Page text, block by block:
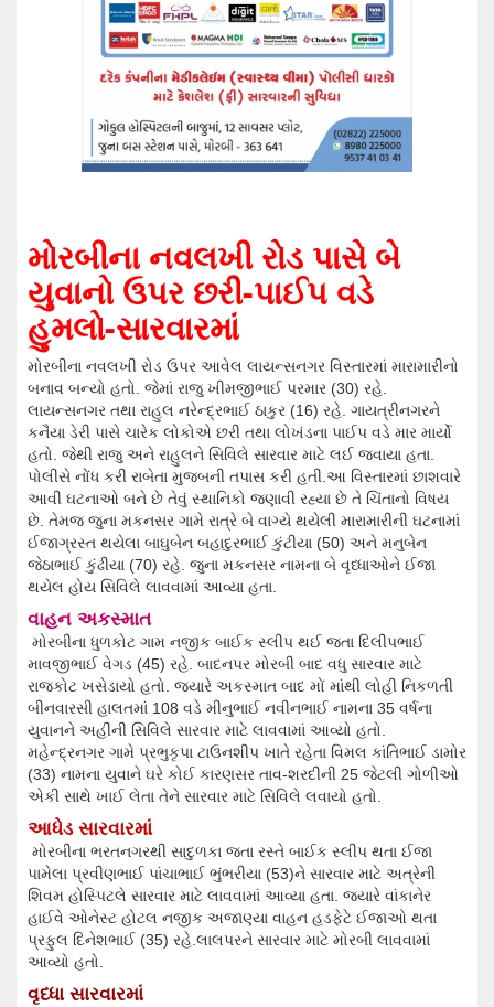
મોરબીના નવલખી રોડ પાસે બે
યુવાનો ઉપર છરી-પાઈપ વડે
હુમલો-સારવારમાં
મોરબીના નવલખી રોડ ઉપર આવેલ લાયન્સનગર વિસ્તારમાં મારામારીનો
બનાવ બન્યો હતો. જેમાં રાજુ ખીમજીભાઈ પરમાર (30) રહે.
લાયન્સનગર તથા રાહુલ નરેન્દ્રભાઈ ઠાકુર (16) રહે. ગાયત્રીનગરને
કનૈયા ડેરી પાસે ચારેક લોકોએ છરી તથા લોખંડના પાઈપ વડે માર માર્યો
હતો. જેથી રાજુ અને રાહુલને સિવિલે સારવાર માટે લઈ જવાયા હતા.
પોલીસે નોંધ કરી રાબેતા મુજબની તપાસ કરી હતી.આ વિસ્તારમાં છાશવારે
આવી ઘટનાઓ બને છે તેવું સ્થાનિકો જણાવી રહ્યા છે તે ચિંતાનો વિષય
છે. તેમજ જુના મકનસર ગામે રાત્રે બે વાગ્યે થયેલી મારામારીની ઘટનામાં
ઈજાગ્રસ્ત થયેલા બાઘુબેન બહાદુરભાઈ કુંટીયા (50) અને મનુબેન
જેઠાભાઈ કુંઢીયા (70) રહે. જુના મકનસર નામના બે વૃધ્ધાઓને ઈજા
થયેલ હોય સિવિલે લાવવામાં આવ્યા હતા.
વાહન અકસ્માત
મોરબીના ધુળકોટ ગામ નજીક બાઈક સ્લીપ થઈ જતા દિલીપભાઈ
માવજીભાઈ વેગડ (45) રહે. બાદનપર મોરબી બાદ વધુ સારવાર માટે
રાજકોટ ખસેડાયો હતો. જયારે અકસ્માત બાદ મોં માંથી લોહી નિકળતી
બીનવારસી હાલતમાં 108 વડે મીનુભાઈ નવીનભાઈ નામના 35 વર્ષના
યુવાનને અહીંની સિવિલે સારવાર માટે લાવવામાં આવ્યો હતો.
મહેન્દ્રનગર ગામે પ્રભુકૃપા ટાઉનશીપ ખાતે રહેતા વિમલ કાંતિભાઈ ડામોર
(33) નામના યુવાને ઘરે કોઈ કારણસર તાવ-શરદીની 25 જેટલી ગોળીઓ
એકી સાથે ખાઈ લેતા તેને સારવાર માટે સિવિલે લવાયો હતો.
આધેડ સારવારમાં
મોરબીના ભરતનગરથી સાદુળકા જતા રસ્તે બાઈક સ્લીપ થતા ઈજા
પામેલા પ્રવીણભાઈ પાંચાભાઈ ભુંભરીયા (53)ને સારવાર માટે અત્રેની
શિવમ હોસ્પિટલે સારવાર માટે લાવવામાં આવ્યા હતા. જયારે વાંકાનેર
હાઈવે ઓનેસ્ટ હોટલ નજીક અજાણ્યા વાહન હડફેટે ઈજાઓ થતા
પ્રફુલ દિનેશભાઈ (35) રહે.લાલપરને સારવાર માટે મોરબી લાવવામાં
આવ્યો હતો.
વૃધ્ધા સારવારમાં